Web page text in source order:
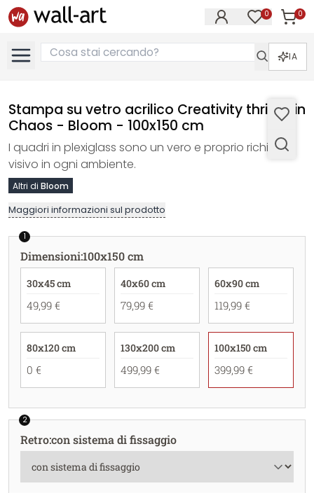
0 0
IA
Stampa su vetro acrilico Creativity thrives in
Chaos - Bloom - 100x150 cm
I quadri in plexiglass sono un vero e proprio richiamo
visivo in ogni ambiente.
Altri di Bloom
Maggiori informazioni sul prodotto
1
Dimensioni:100x150 cm
30x45 cm
49,99 €
40x60 cm
79,99 €
60x90 cm
119,99 €
80x120 cm
0 €
130x200 cm
499,99 €
100x150 cm
399,99 €
2
Retro:con sistema di fissaggio